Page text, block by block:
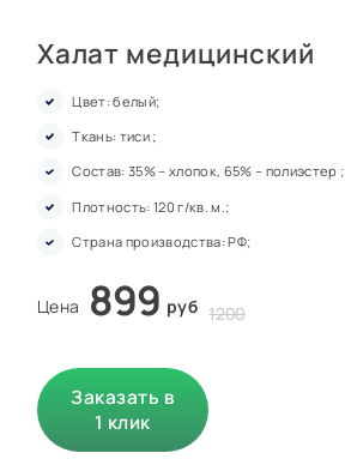
Халат медицинский
Цвет: белый;
Ткань: тиси ;
Состав: 35% – хлопок, 65% – полиэстер ;
Плотность: 120 г/кв. м.;
Страна производства: РФ;
Цена 899 руб 1200
Заказать в
1 клик